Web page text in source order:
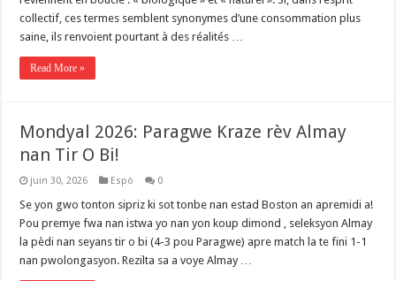
collectif, ces termes semblent synonymes d’une consommation plus
saine, ils renvoient pourtant à des réalités …
Read More »
Mondyal 2026: Paragwe Kraze rèv Almay
nan Tir O Bi!
juin 30, 2026 Espò 0
Se yon gwo tonton sipriz ki sot tonbe nan estad Boston an apremidi a!
Pou premye fwa nan istwa yo nan yon koup dimond , seleksyon Almay
la pèdi nan seyans tir o bi (4-3 pou Paragwe) apre match la te fini 1-1
nan pwolongasyon. Rezilta sa a voye Almay …